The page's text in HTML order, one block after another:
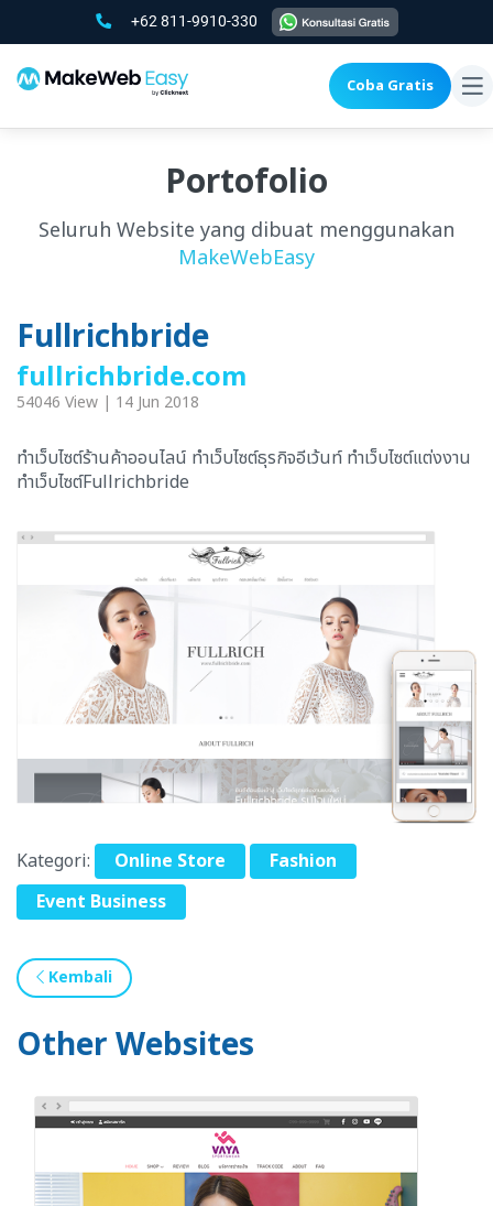
+62 811-9910-330
Coba Gratis
Portofolio
Seluruh Website yang dibuat menggunakan
MakeWebEasy
Fullrichbride
fullrichbride.com
54046 View | 14 Jun 2018
ทำเว็บไซต์ร้านค้าออนไลน์ ทำเว็บไซต์ธุรกิจอีเว้นท์ ทำเว็บไซต์แต่งงาน
ทำเว็บไซต์Fullrichbride
Kategori: Online Store
Fashion
Event Business
Kembali
Other Websites